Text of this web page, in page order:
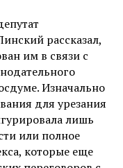
рассказал,
им в связи с
Изначально
для урезания
лишь
или полное
которые еще